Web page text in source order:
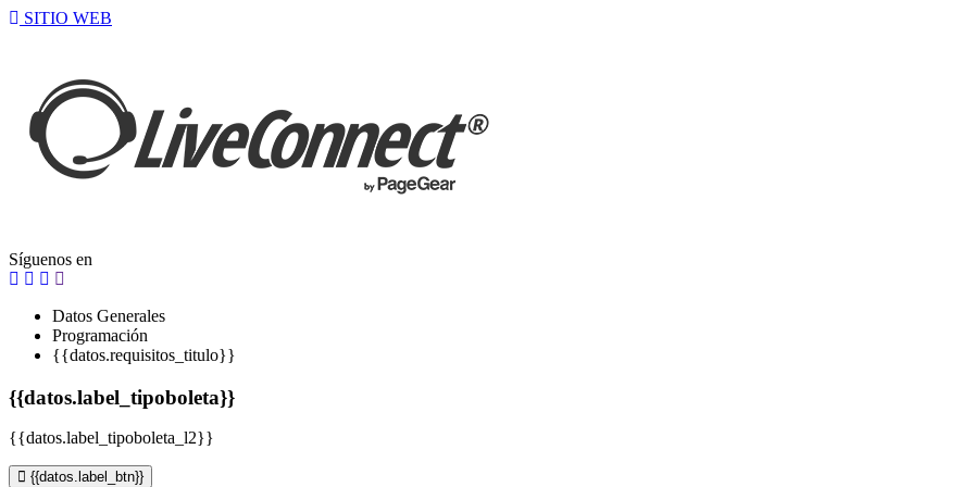
SITIO WEB
Síguenos en
Datos Generales
Programación
{{datos.requisitos_titulo}}
{{datos.label_tipoboleta}}
{{datos.label_tipoboleta_l2}}
{{datos.label_btn}}